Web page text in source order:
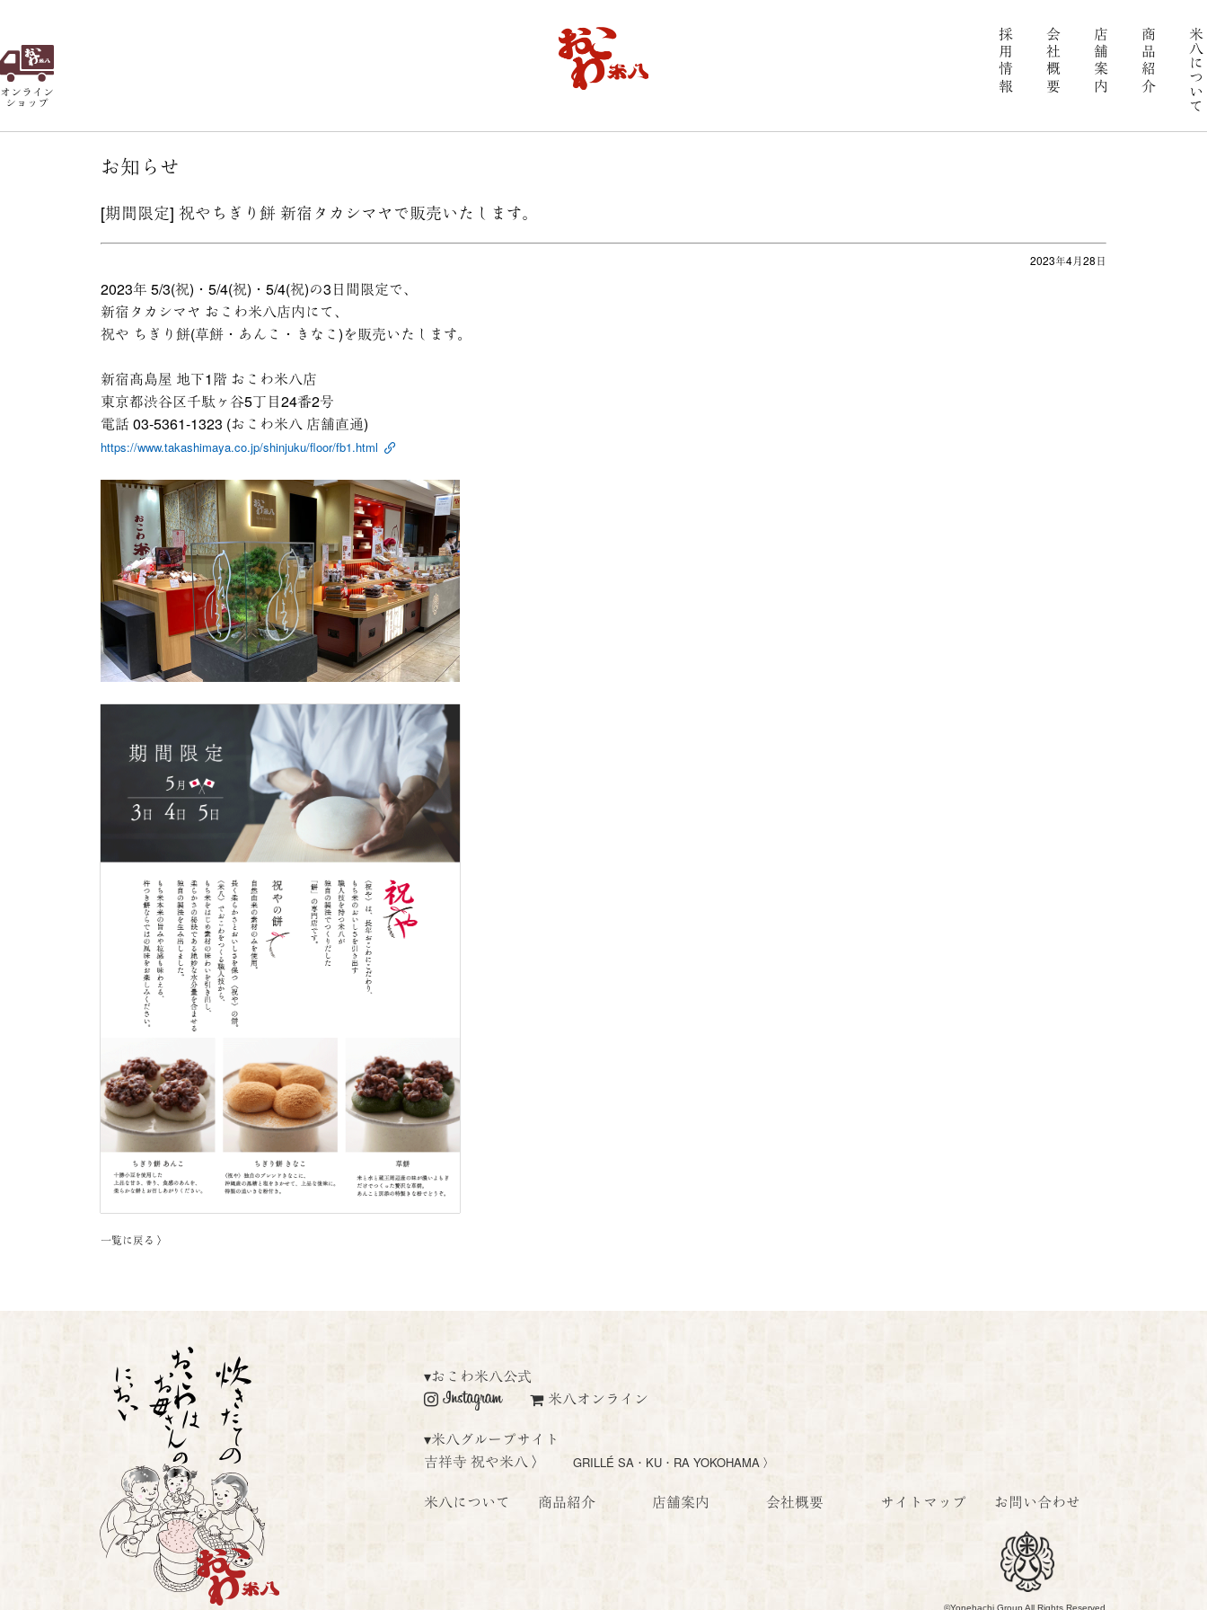
オンライン
ショップ 米八について
商品紹介
店舗案内
会社概要
採用情報
お知らせ
[期間限定] 祝やちぎり餅 新宿タカシマヤで販売いたします。
2023年4月28日
2023年 5/3(祝)・5/4(祝)・5/4(祝)の3日間限定で、
新宿タカシマヤ おこわ米八店内にて、
祝や ちぎり餅(草餅・あんこ・きなこ)を販売いたします。
新宿髙島屋 地下1階 おこわ米八店
東京都渋谷区千駄ヶ谷5丁目24番2号
電話 03-5361-1323 (おこわ米八 店舗直通)
https://www.takashimaya.co.jp/shinjuku/floor/fb1.html
一覧に戻る 〉
▾おこわ米八公式
米八オンライン
▾米八グループサイト
吉祥寺 祝や米八 〉
GRILLÉ SA・KU・RA YOKOHAMA 〉
米八について 商品紹介 店舗案内 会社概要 サイトマップ お問い合わせ